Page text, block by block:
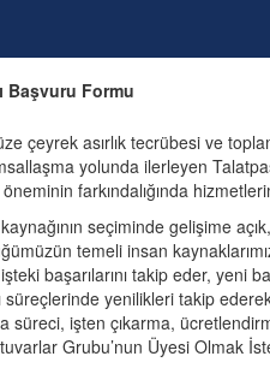
Başvuru Formu
çeyrek asırlık tecrübesi ve
yolunda ilerleyen
öneminin farkındalığında
seçiminde gelişime
temeli insan
işteki başarılarını takip eder, yeni
süreçlerinde yenilikleri takip
süreci, işten çıkarma,
Grubu’nun Üyesi Olmak